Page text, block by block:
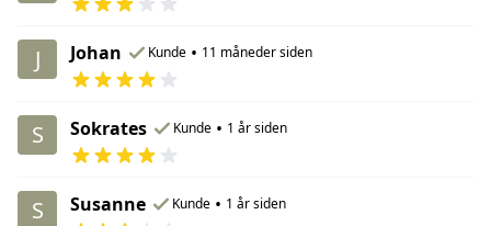
J Johan Kunde • 11 måneder siden
S Sokrates Kunde • 1 år siden
S Susanne Kunde • 1 år siden